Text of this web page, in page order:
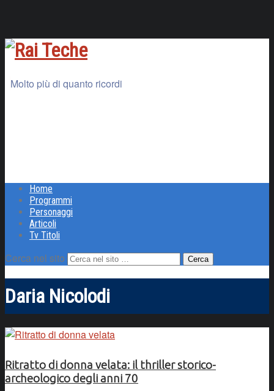
Molto più di quanto ricordi
Home
Programmi
Personaggi
Articoli
Tv Titoli
Cerca nel sito
Daria Nicolodi
Ritratto di donna velata: il thriller storico-
archeologico degli anni 70